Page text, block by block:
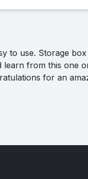
to use. Storage
learn from this one
for an